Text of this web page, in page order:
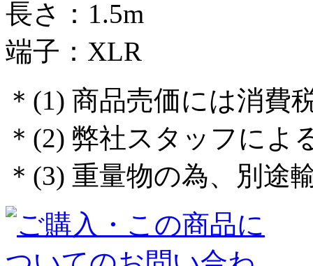
長さ：1.5m
端子：XLR
＊(1) 商品売価には消費
＊(2) 弊社スタッフによ
＊(3) 重量物の為、別途